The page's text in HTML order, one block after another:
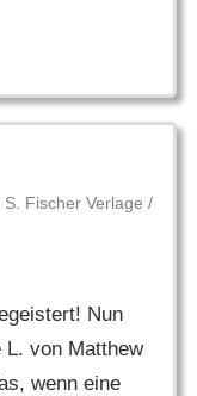
S. Fischer Verlage /
Nun
von Matthew
wenn eine